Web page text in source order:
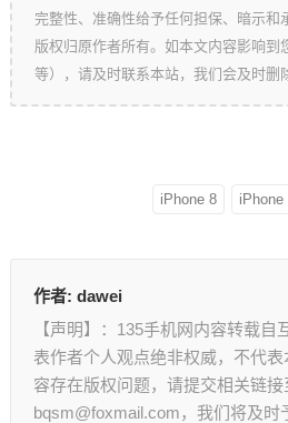
完整性、准确性给予任何担保、暗示和
版权归原作者所有。如本文内容影响到
等），请及时联系本站，我们会及时删
iPhone 8 iPhone
作者: dawei
【声明】：135手机网内容转载
表作者个人观点绝非权威，不代
容存在版权问题，请提交相关链接
bqsm@foxmail.com，我们将及时